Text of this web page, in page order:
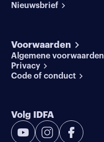
Nieuwsbrief
Voorwaarden
Algemene voorwaarden
Privacy
Code of conduct
Volg IDFA